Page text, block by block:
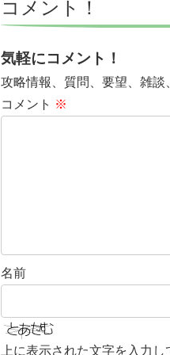
コメント！
気軽にコメント！
攻略情報、質問、要望、雑談
コメント ※
名前
上に表示された文字を入力し